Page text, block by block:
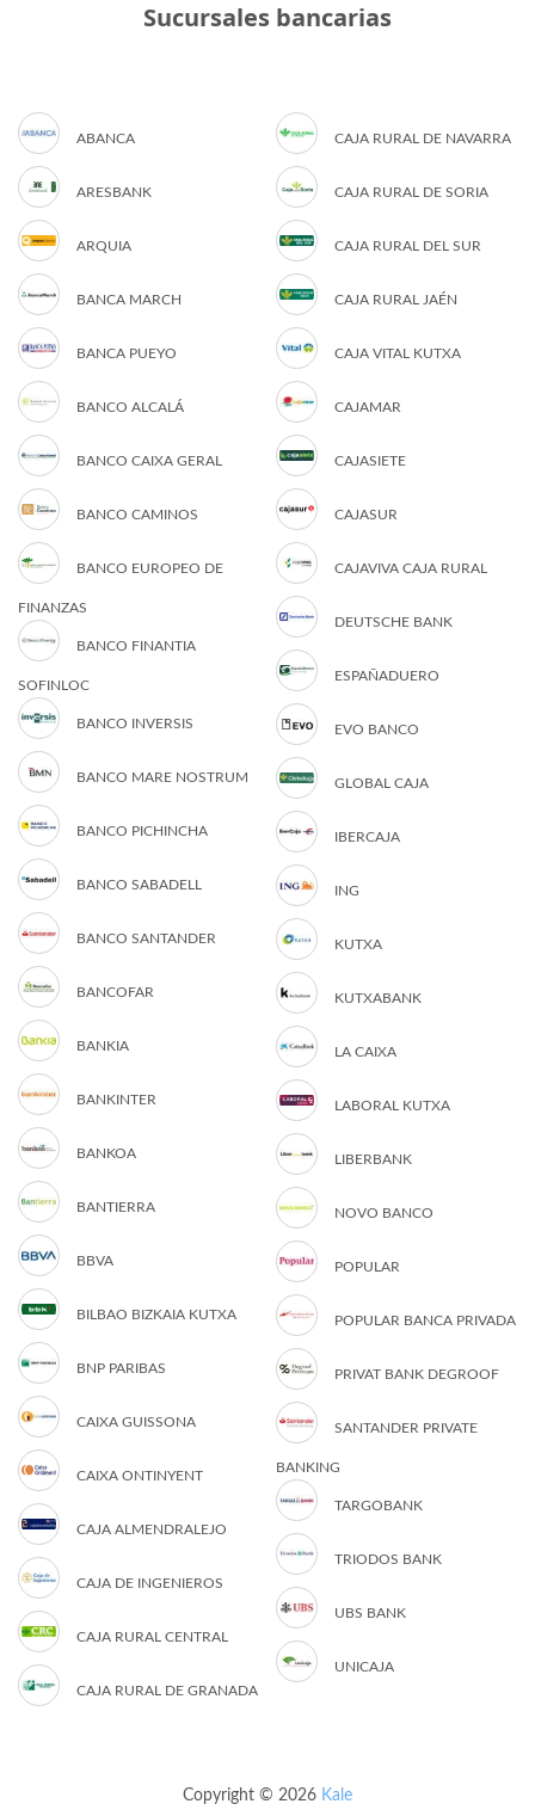
Sucursales bancarias
ABANCA
ARESBANK
ARQUIA
BANCA MARCH
BANCA PUEYO
BANCO ALCALÁ
BANCO CAIXA GERAL
BANCO CAMINOS
BANCO EUROPEO DE
FINANZAS
BANCO FINANTIA
SOFINLOC
BANCO INVERSIS
BANCO MARE NOSTRUM
BANCO PICHINCHA
BANCO SABADELL
BANCO SANTANDER
BANCOFAR
BANKIA
BANKINTER
BANKOA
BANTIERRA
BBVA
BILBAO BIZKAIA KUTXA
BNP PARIBAS
CAIXA GUISSONA
CAIXA ONTINYENT
CAJA ALMENDRALEJO
CAJA DE INGENIEROS
CAJA RURAL CENTRAL
CAJA RURAL DE GRANADA
CAJA RURAL DE NAVARRA
CAJA RURAL DE SORIA
CAJA RURAL DEL SUR
CAJA RURAL JAÉN
CAJA VITAL KUTXA
CAJAMAR
CAJASIETE
CAJASUR
CAJAVIVA CAJA RURAL
DEUTSCHE BANK
ESPAÑADUERO
EVO BANCO
GLOBAL CAJA
IBERCAJA
ING
KUTXA
KUTXABANK
LA CAIXA
LABORAL KUTXA
LIBERBANK
NOVO BANCO
POPULAR
POPULAR BANCA PRIVADA
PRIVAT BANK DEGROOF
SANTANDER PRIVATE
BANKING
TARGOBANK
TRIODOS BANK
UBS BANK
UNICAJA
Copyright © 2026 Kale